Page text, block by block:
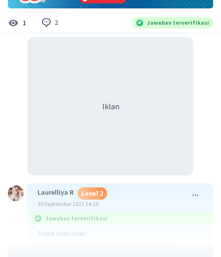
1 2 Jawaban terverifikasi
Iklan
Laurelliya R Level 2
30 September 2023 14:16
Jawaban terverifikasi
Suara anak-anak: